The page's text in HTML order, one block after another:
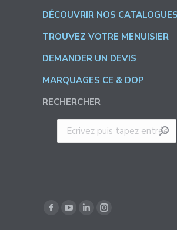
DÉCOUVRIR NOS CATALOGUES
TROUVEZ VOTRE MENUISIER
DEMANDER UN DEVIS
MARQUAGES CE & DOP
RECHERCHER
Recherche
:
Trouvez nous sur :
Facebook
YouTube
LinkedInInstagram